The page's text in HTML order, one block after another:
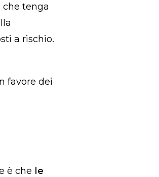
tenga
a rischio.
favore dei
è che le